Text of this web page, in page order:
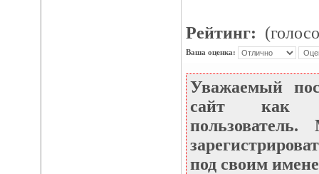
Рейтинг:
Ваша оценка:
Уважаемый
сайт как
под своим